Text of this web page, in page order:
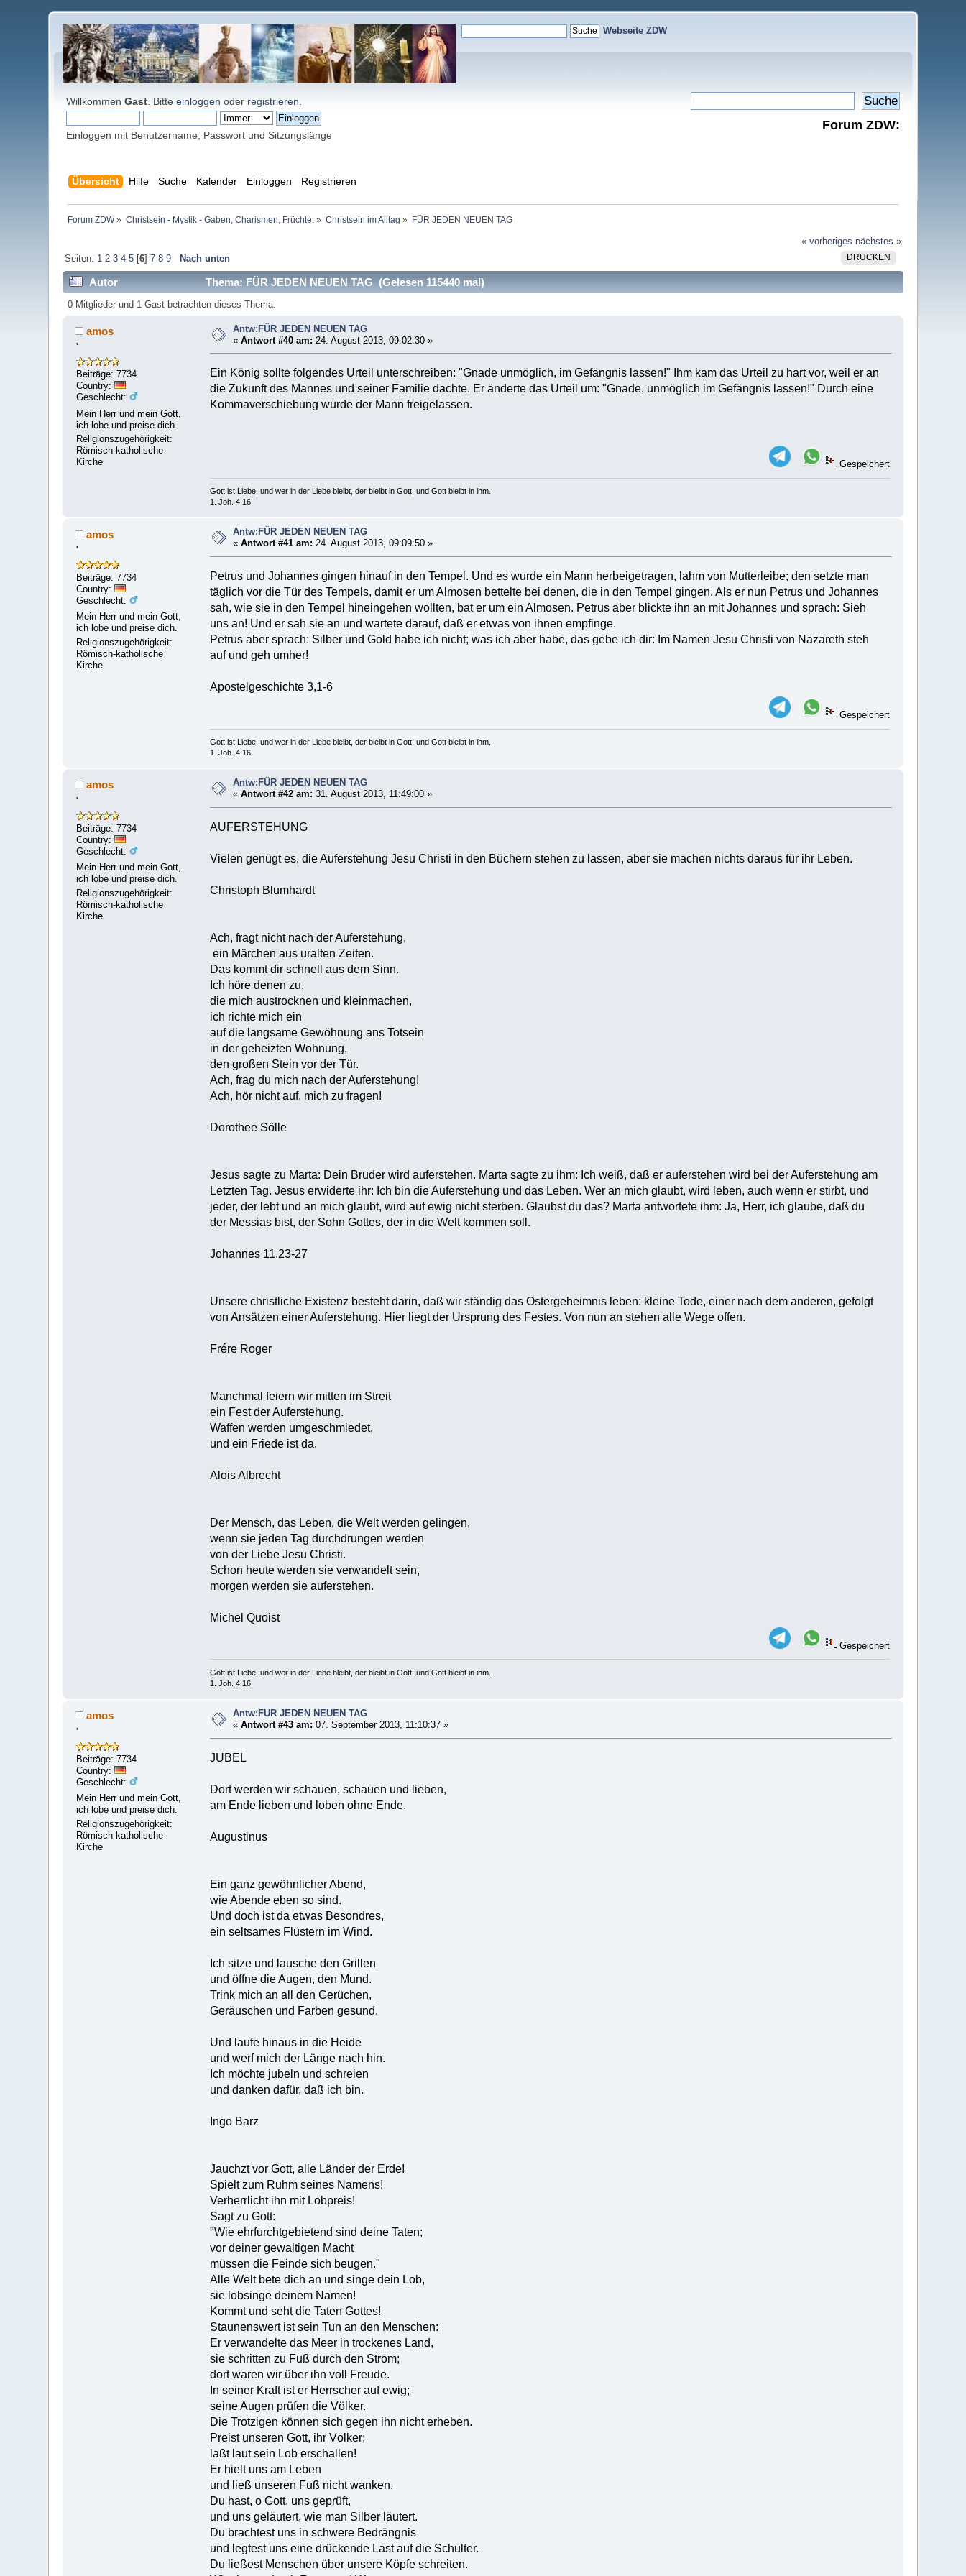
Webseite ZDW
WillkommenGast . Bitteeinloggen oder registrieren
Einloggen mit Benutzername, Passwort und Sitzungslänge
Forum ZDW:
Übersicht Hilfe Suche Kalender Einloggen Registrieren
Forum ZDW» Christsein - Mystik - Gaben, Charismen, Früchte.» Christsein im Alltag » FÜR JEDEN NEUEN TAG
« vorheriges nächstes »
DRUCKEN
Seiten: 1 2 3 4 5[6] 7 8 9 Nach unten
Autor Thema: FÜR JEDEN NEUEN TAG (Gelesen 115440 mal)
0 Mitglieder und 1 Gast betrachten dieses Thema.
amos
'
Beiträge: 7734
Country:
Geschlecht:
Mein Herr und mein Gott,
ich lobe und preise dich.
Religionszugehörigkeit:
Römisch-katholische
Kirche
Antw:FÜR JEDEN NEUEN TAG
«Antwort #40 am: 24. August 2013, 09:02:30 »
Ein König sollte folgendes Urteil unterschreiben: "Gnade unmöglich, im Gefängnis lassen!" Ihm kam das Urteil zu hart vor, weil er an
die Zukunft des Mannes und seiner Familie dachte. Er änderte das Urteil um: "Gnade, unmöglich im Gefängnis lassen!" Durch eine
Kommaverschiebung wurde der Mann freigelassen.
Gespeichert
Gott ist Liebe, und wer in der Liebe bleibt, der bleibt in Gott, und Gott bleibt in ihm.
1. Joh. 4.16
amos
'
Beiträge: 7734
Country:
Geschlecht:
Mein Herr und mein Gott,
ich lobe und preise dich.
Religionszugehörigkeit:
Römisch-katholische
Kirche
Antw:FÜR JEDEN NEUEN TAG
«Antwort #41 am: 24. August 2013, 09:09:50 »
Petrus und Johannes gingen hinauf in den Tempel. Und es wurde ein Mann herbeigetragen, lahm von Mutterleibe; den setzte man
täglich vor die Tür des Tempels, damit er um Almosen bettelte bei denen, die in den Tempel gingen. Als er nun Petrus und Johannes
sah, wie sie in den Tempel hineingehen wollten, bat er um ein Almosen. Petrus aber blickte ihn an mit Johannes und sprach: Sieh
uns an! Und er sah sie an und wartete darauf, daß er etwas von ihnen empfinge.
Petrus aber sprach: Silber und Gold habe ich nicht; was ich aber habe, das gebe ich dir: Im Namen Jesu Christi von Nazareth steh
auf und geh umher!
Apostelgeschichte 3,1-6
Gespeichert
Gott ist Liebe, und wer in der Liebe bleibt, der bleibt in Gott, und Gott bleibt in ihm.
1. Joh. 4.16
amos
'
Beiträge: 7734
Country:
Geschlecht:
Mein Herr und mein Gott,
ich lobe und preise dich.
Religionszugehörigkeit:
Römisch-katholische
Kirche
Antw:FÜR JEDEN NEUEN TAG
«Antwort #42 am: 31. August 2013, 11:49:00 »
AUFERSTEHUNG
Vielen genügt es, die Auferstehung Jesu Christi in den Büchern stehen zu lassen, aber sie machen nichts daraus für ihr Leben.
Christoph Blumhardt
Ach, fragt nicht nach der Auferstehung,
ein Märchen aus uralten Zeiten.
Das kommt dir schnell aus dem Sinn.
Ich höre denen zu,
die mich austrocknen und kleinmachen,
ich richte mich ein
auf die langsame Gewöhnung ans Totsein
in der geheizten Wohnung,
den großen Stein vor der Tür.
Ach, frag du mich nach der Auferstehung!
Ach, hör nicht auf, mich zu fragen!
Dorothee Sölle
Jesus sagte zu Marta: Dein Bruder wird auferstehen. Marta sagte zu ihm: Ich weiß, daß er auferstehen wird bei der Auferstehung am
Letzten Tag. Jesus erwiderte ihr: Ich bin die Auferstehung und das Leben. Wer an mich glaubt, wird leben, auch wenn er stirbt, und
jeder, der lebt und an mich glaubt, wird auf ewig nicht sterben. Glaubst du das? Marta antwortete ihm: Ja, Herr, ich glaube, daß du
der Messias bist, der Sohn Gottes, der in die Welt kommen soll.
Johannes 11,23-27
Unsere christliche Existenz besteht darin, daß wir ständig das Ostergeheimnis leben: kleine Tode, einer nach dem anderen, gefolgt
von Ansätzen einer Auferstehung. Hier liegt der Ursprung des Festes. Von nun an stehen alle Wege offen.
Frére Roger
Manchmal feiern wir mitten im Streit
ein Fest der Auferstehung.
Waffen werden umgeschmiedet,
und ein Friede ist da.
Alois Albrecht
Der Mensch, das Leben, die Welt werden gelingen,
wenn sie jeden Tag durchdrungen werden
von der Liebe Jesu Christi.
Schon heute werden sie verwandelt sein,
morgen werden sie auferstehen.
Michel Quoist
Gespeichert
Gott ist Liebe, und wer in der Liebe bleibt, der bleibt in Gott, und Gott bleibt in ihm.
1. Joh. 4.16
amos
'
Beiträge: 7734
Country:
Geschlecht:
Mein Herr und mein Gott,
ich lobe und preise dich.
Religionszugehörigkeit:
Römisch-katholische
Kirche
Antw:FÜR JEDEN NEUEN TAG
«Antwort #43 am: 07. September 2013, 11:10:37 »
JUBEL
Dort werden wir schauen, schauen und lieben,
am Ende lieben und loben ohne Ende.
Augustinus
Ein ganz gewöhnlicher Abend,
wie Abende eben so sind.
Und doch ist da etwas Besondres,
ein seltsames Flüstern im Wind.
Ich sitze und lausche den Grillen
und öffne die Augen, den Mund.
Trink mich an all den Gerüchen,
Geräuschen und Farben gesund.
Und laufe hinaus in die Heide
und werf mich der Länge nach hin.
Ich möchte jubeln und schreien
und danken dafür, daß ich bin.
Ingo Barz
Jauchzt vor Gott, alle Länder der Erde!
Spielt zum Ruhm seines Namens!
Verherrlicht ihn mit Lobpreis!
Sagt zu Gott:
"Wie ehrfurchtgebietend sind deine Taten;
vor deiner gewaltigen Macht
müssen die Feinde sich beugen."
Alle Welt bete dich an und singe dein Lob,
sie lobsinge deinem Namen!
Kommt und seht die Taten Gottes!
Staunenswert ist sein Tun an den Menschen:
Er verwandelte das Meer in trockenes Land,
sie schritten zu Fuß durch den Strom;
dort waren wir über ihn voll Freude.
In seiner Kraft ist er Herrscher auf ewig;
seine Augen prüfen die Völker.
Die Trotzigen können sich gegen ihn nicht erheben.
Preist unseren Gott, ihr Völker;
laßt laut sein Lob erschallen!
Er hielt uns am Leben
und ließ unseren Fuß nicht wanken.
Du hast, o Gott, uns geprüft,
und uns geläutert, wie man Silber läutert.
Du brachtest uns in schwere Bedrängnis
und legtest uns eine drückende Last auf die Schulter.
Du ließest Menschen über unsere Köpfe schreiten.